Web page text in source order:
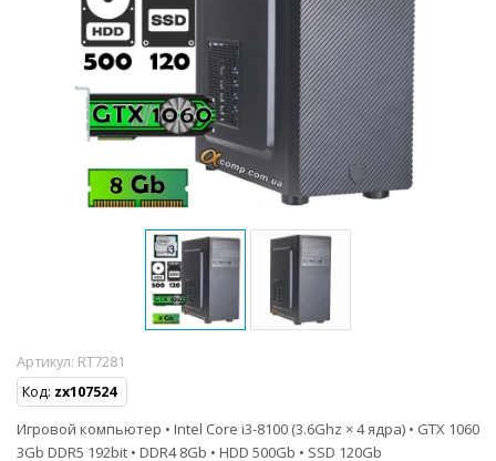
Артикул: RT7281
Код: zx107524
Игровой компьютер • Intel Core i3-8100 (3.6Ghz × 4 ядра) • GTX 1060
3Gb DDR5 192bit • DDR4 8Gb • HDD 500Gb • SSD 120Gb